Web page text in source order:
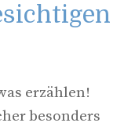
erzählen!
besonders